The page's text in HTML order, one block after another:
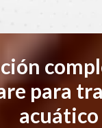
para
acuático